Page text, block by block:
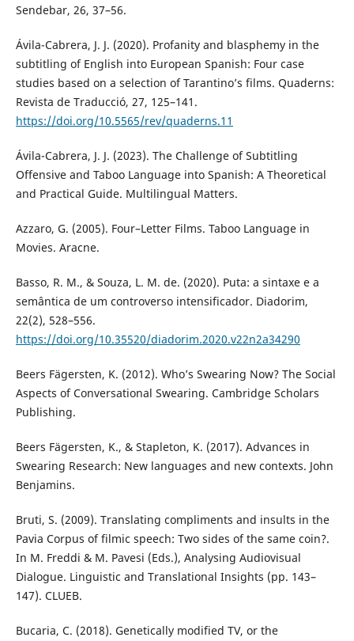
Sendebar, 26, 37–56.
Ávila-Cabrera, J. J. (2020). Profanity and blasphemy in the
subtitling of English into European Spanish: Four case
studies based on a selection of Tarantino’s films. Quaderns:
Revista de Traducció, 27, 125–141.
https://doi.org/10.5565/rev/quaderns.11
Ávila-Cabrera, J. J. (2023). The Challenge of Subtitling
Offensive and Taboo Language into Spanish: A Theoretical
and Practical Guide. Multilingual Matters.
Azzaro, G. (2005). Four–Letter Films. Taboo Language in
Movies. Aracne.
Basso, R. M., & Souza, L. M. de. (2020). Puta: a sintaxe e a
semântica de um controverso intensificador. Diadorim,
22(2), 528–556.
https://doi.org/10.35520/diadorim.2020.v22n2a34290
Beers Fägersten, K. (2012). Who’s Swearing Now? The Social
Aspects of Conversational Swearing. Cambridge Scholars
Publishing.
Beers Fägersten, K., & Stapleton, K. (2017). Advances in
Swearing Research: New languages and new contexts. John
Benjamins.
Bruti, S. (2009). Translating compliments and insults in the
Pavia Corpus of filmic speech: Two sides of the same coin?.
In M. Freddi & M. Pavesi (Eds.), Analysing Audiovisual
Dialogue. Linguistic and Translational Insights (pp. 143–
147). CLUEB.
Bucaria, C. (2018). Genetically modified TV, or the